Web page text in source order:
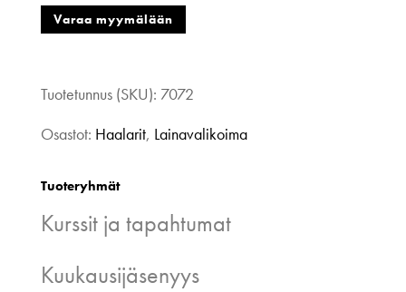
Varaa myymälään
Tuotetunnus (SKU): 7072
Osastot: Haalarit, Lainavalikoima
Tuoteryhmät
Kurssit ja tapahtumat
Kuukausijäsenyys